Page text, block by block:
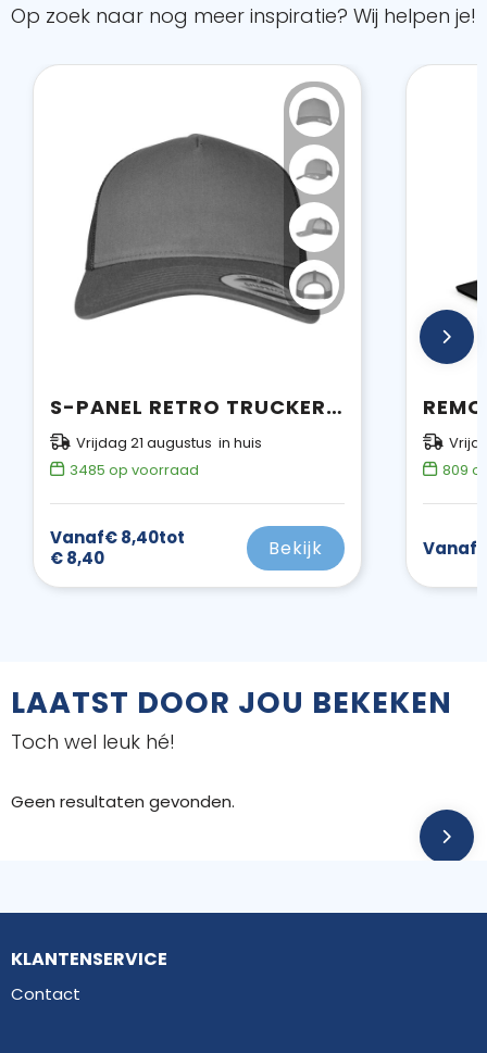
Op zoek naar nog meer inspiratie? Wij helpen je!
S-PANEL RETRO TRUCKER CAP
Vrijdag 21 augustus in huis
3485 op voorraad
Vanaf€ 8,40tot
€ 8,40
Bekijk
809
Vanaf
LAATST DOOR JOU BEKEKEN
Toch wel leuk hé!
Geen resultaten gevonden.
KLANTENSERVICE
Contact